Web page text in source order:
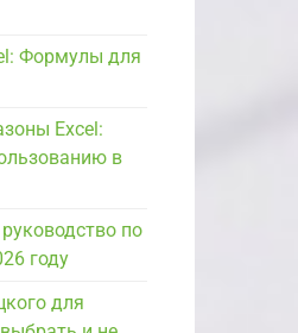
Формулы для
Excel:
в
по
году
для